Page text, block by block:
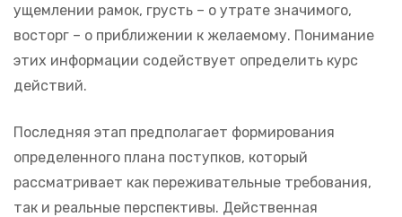
ущемлении рамок, грусть – о утрате значимого,
восторг – о приближении к желаемому. Понимание
этих информации содействует определить курс
действий.
Последняя этап предполагает формирования
определенного плана поступков, который
рассматривает как переживательные требования,
так и реальные перспективы. Действенная